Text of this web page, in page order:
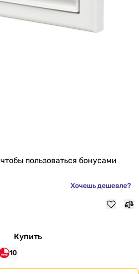
чтобы пользоваться бонусами
Хочешь дешевле?
Купить
10